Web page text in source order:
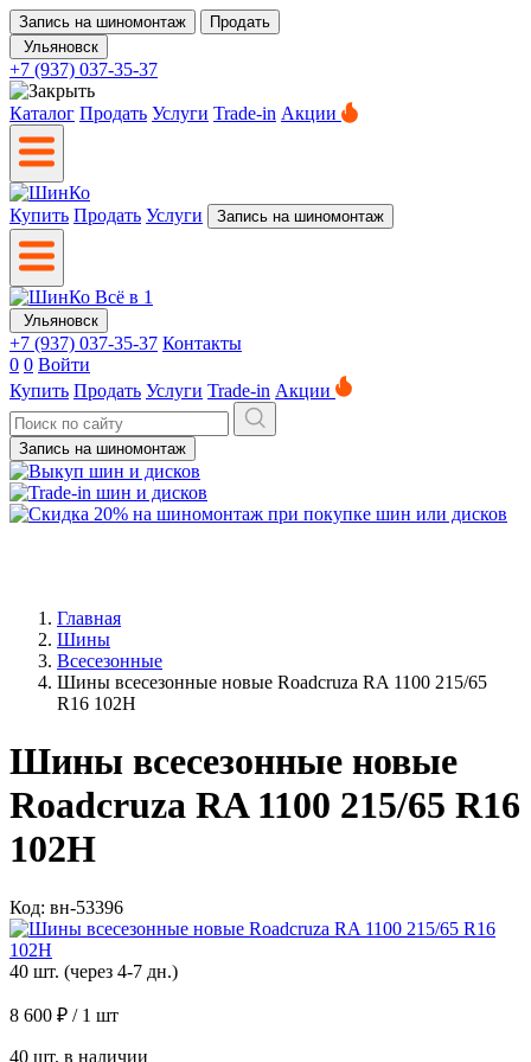
Запись на шиномонтаж
Продать
Ульяновск
+7 (937) 037-35-37
Каталог Продать Услуги Trade-in Акции
Купить Продать Услуги Запись на шиномонтаж
Ульяновск
+7 (937) 037-35-37 Контакты
0 0 Войти
Купить Продать Услуги Trade-in Акции
Запись на шиномонтаж
Главная
Шины
Всесезонные
Шины всесезонные новые Roadcruza RA 1100 215/65
R16 102H
Шины всесезонные новые
Roadcruza RA 1100 215/65 R16
102H
Код: вн-53396
40 шт. (через 4-7 дн.)
8 600 ₽ / 1 шт
40 шт. в наличии